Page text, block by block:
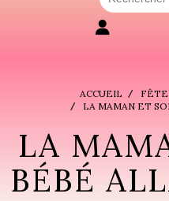
ACCUEIL FÊTE
LA MAMAN ET
LA
BÉBÉ